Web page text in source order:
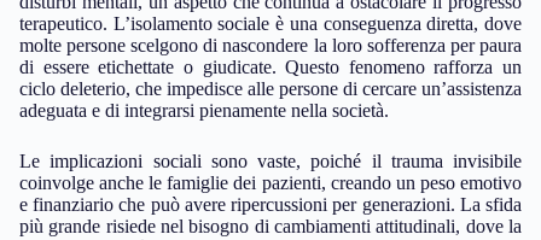
terapeutico. L’isolamento sociale è una conseguenza diretta, dove
molte persone scelgono di nascondere la loro sofferenza per paura
di essere etichettate o giudicate. Questo fenomeno rafforza un
ciclo deleterio, che impedisce alle persone di cercare un’assistenza
adeguata e di integrarsi pienamente nella società.
Le implicazioni sociali sono vaste, poiché il trauma invisibile
coinvolge anche le famiglie dei pazienti, creando un peso emotivo
e finanziario che può avere ripercussioni per generazioni. La sfida
più grande risiede nel bisogno di cambiamenti attitudinali, dove la